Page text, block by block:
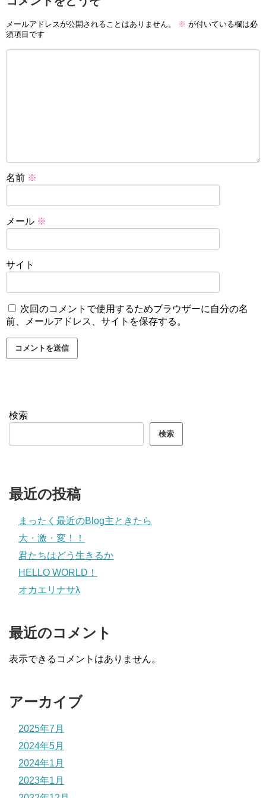
メールアドレスが公開されることはありません。 ※ が付いている欄は必
須項目です
名前 ※
メール ※
サイト
次回のコメントで使用するためブラウザーに自分の名
前、メールアドレス、サイトを保存する。
検索
検索
最近の投稿
まったく最近のBlog主ときたら
大・激・変！！
君たちはどう生きるか
HELLO WORLD！
オカエリナサλ
最近のコメント
表示できるコメントはありません。
アーカイブ
2025年7月
2024年5月
2024年1月
2023年1月